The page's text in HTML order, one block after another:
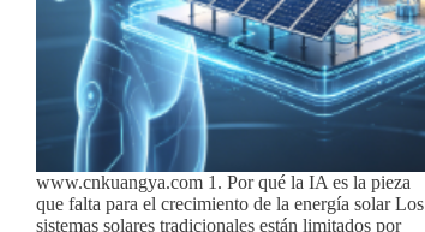
www.cnkuangya.com 1. Por qué la IA es la pieza
que falta para el crecimiento de la energía solar Los
sistemas solares tradicionales están limitados por